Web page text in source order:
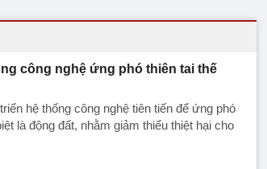
công nghệ ứng phó thiên tai thế
hệ thống công nghệ tiên tiến để ứng phó
là động đất, nhằm giảm thiểu thiệt hại cho